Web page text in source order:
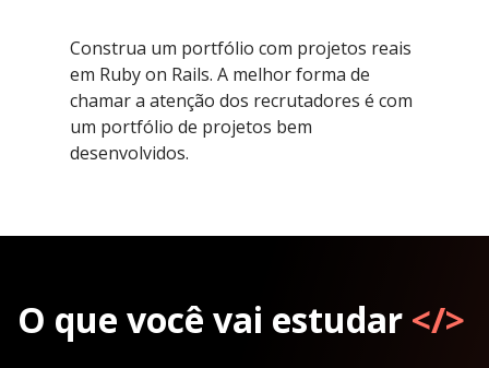
Construa um portfólio com projetos reais
em Ruby on Rails. A melhor forma de
chamar a atenção dos recrutadores é com
um portfólio de projetos bem
desenvolvidos.
O que você vai estudar </>